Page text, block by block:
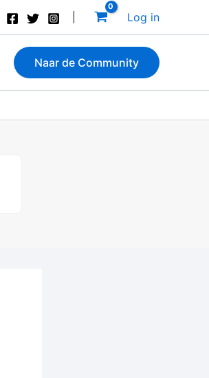
Log in
Naar de Community